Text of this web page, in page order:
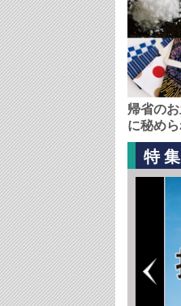
帰省の
に秘め
特集